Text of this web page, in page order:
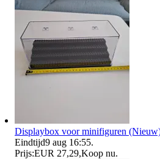
Displaybox voor minifiguren
Eindtijd9 aug 16:55.
Prijs:EUR 27,29,Koop nu.